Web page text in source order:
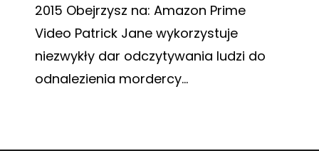
2015 Obejrzysz na: Amazon Prime
Video Patrick Jane wykorzystuje
niezwykły dar odczytywania ludzi do
odnalezienia mordercy…